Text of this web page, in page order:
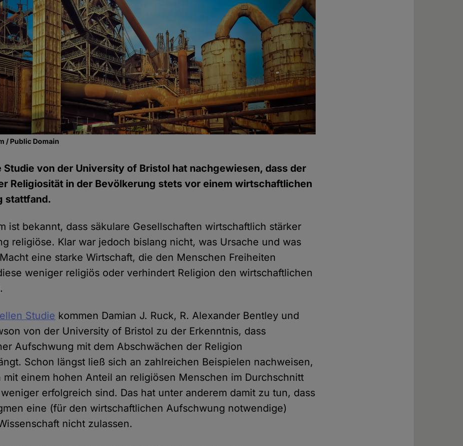
/ Public Domain
Studie von der University of Bristol hat nachgewiesen, dass der
Religiosität in der Bevölkerung stets vor einem wirtschaftlichen
stattfand.
ist bekannt, dass säkulare Gesellschaften wirtschaftlich stärker
religiöse. Klar war jedoch bislang nicht, was Ursache und was
eine starke Wirtschaft, die den Menschen Freiheiten
weniger religiös oder verhindert Religion den wirtschaftlichen
Studie kommen Damian J. Ruck, R. Alexander Bentley und
von der University of Bristol zu der Erkenntnis, dass
Aufschwung mit dem Abschwächen der Religion
Schon längst ließ sich an zahlreichen Beispielen nachweisen,
mit einem hohen Anteil an religiösen Menschen im Durchschnitt
erfolgreich sind. Das hat unter anderem damit zu tun, dass
eine (für den wirtschaftlichen Aufschwung notwendige)
nicht zulassen.